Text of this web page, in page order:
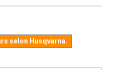
selon Husqvarna.